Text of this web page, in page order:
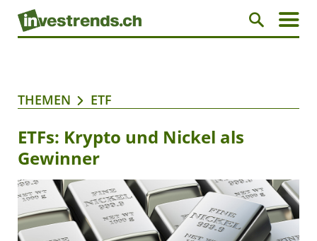
THEMEN ETF
ETFs: Krypto und Nickel als
Gewinner